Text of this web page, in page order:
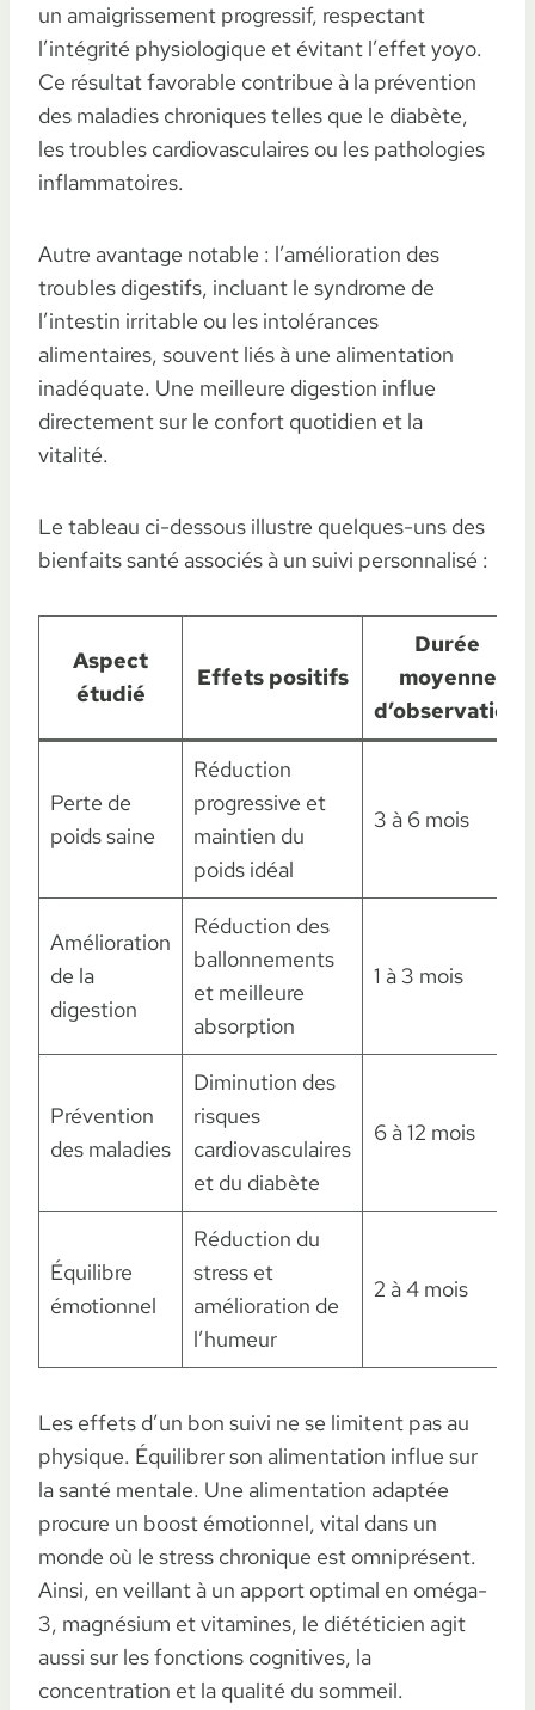
un amaigrissement progressif, respectant
l’intégrité physiologique et évitant l’effet yoyo.
Ce résultat favorable contribue à la prévention
des maladies chroniques telles que le diabète,
les troubles cardiovasculaires ou les pathologies
inflammatoires.
Autre avantage notable : l’amélioration des
troubles digestifs, incluant le syndrome de
l’intestin irritable ou les intolérances
alimentaires, souvent liés à une alimentation
inadéquate. Une meilleure digestion influe
directement sur le confort quotidien et la
vitalité.
Le tableau ci-dessous illustre quelques-uns des
bienfaits santé associés à un suivi personnalisé :
Aspect
étudié
Effets positifs
Durée
moyenne
d’observation
Perte de
poids saine
Réduction
progressive et
maintien du
poids idéal
3 à 6 mois
Amélioration
de la
digestion
Réduction des
ballonnements
et meilleure
absorption
1 à 3 mois
Prévention
des maladies
Diminution des
risques
cardiovasculaires
et du diabète
6 à 12 mois
Équilibre
émotionnel
Réduction du
stress et
amélioration de
l’humeur
2 à 4 mois
Les effets d’un bon suivi ne se limitent pas au
physique. Équilibrer son alimentation influe sur
la santé mentale. Une alimentation adaptée
procure un boost émotionnel, vital dans un
monde où le stress chronique est omniprésent.
Ainsi, en veillant à un apport optimal en oméga-
3, magnésium et vitamines, le diététicien agit
aussi sur les fonctions cognitives, la
concentration et la qualité du sommeil.